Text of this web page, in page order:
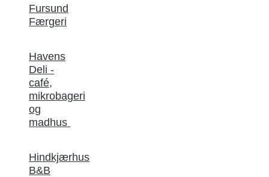
Fursund
Færgeri
Havens
Deli -
café,
mikrobageri
og
madhus
Hindkjærhus
B&B